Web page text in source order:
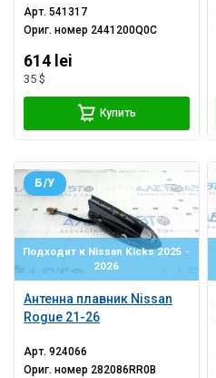
Арт.541317
Ориг. номер 2441200Q0C
614 lei
35 $
Купить
Подходит к Nissan Kicks 2025 -
2026
Антенна плавник Nissan
Rogue 21-26
Б/У
Арт.924066
Ориг. номер 282086RR0B